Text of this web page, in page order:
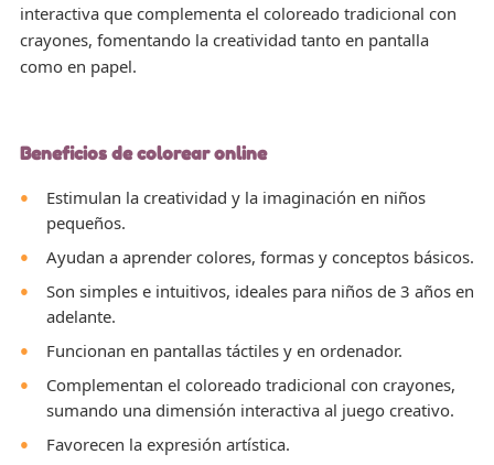
interactiva que complementa el coloreado tradicional con
crayones, fomentando la creatividad tanto en pantalla
como en papel.
Beneficios de colorear online
Estimulan la creatividad y la imaginación en niños
pequeños.
Ayudan a aprender colores, formas y conceptos básicos.
Son simples e intuitivos, ideales para niños de 3 años en
adelante.
Funcionan en pantallas táctiles y en ordenador.
Complementan el coloreado tradicional con crayones,
sumando una dimensión interactiva al juego creativo.
Favorecen la expresión artística.